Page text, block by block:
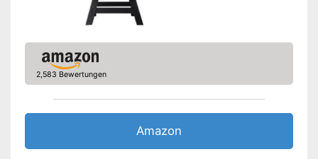
2,583 Bewertungen
Amazon